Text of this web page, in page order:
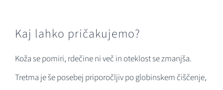
Kaj lahko pričakujemo?
Koža se pomiri, rdečine ni več in oteklost se zmanjša.
Tretma je še posebej priporočljiv po globinskem čiščenje,